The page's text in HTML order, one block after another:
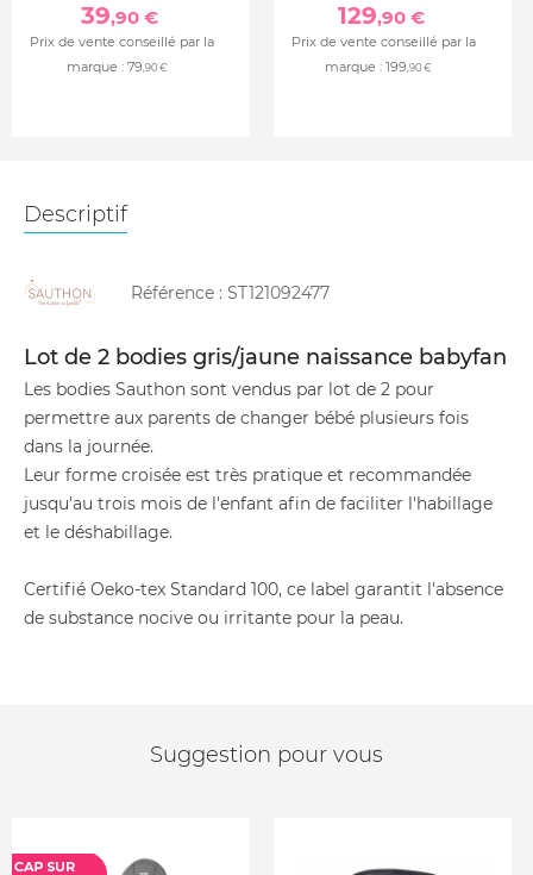
39,90 €
Prix de vente conseillé par la
marque : 79,90 €
129,90 €
Prix de vente conseillé par la
marque : 199,90 €
Descriptif
Référence : ST121092477
Lot de 2 bodies gris/jaune naissance babyfan
Les bodies Sauthon sont vendus par lot de 2 pour
permettre aux parents de changer bébé plusieurs fois
dans la journée.
Leur forme croisée est très pratique et recommandée
jusqu'au trois mois de l'enfant afin de faciliter l'habillage
et le déshabillage.
Certifié Oeko-tex Standard 100, ce label garantit l'absence
de substance nocive ou irritante pour la peau.
Suggestion pour vous